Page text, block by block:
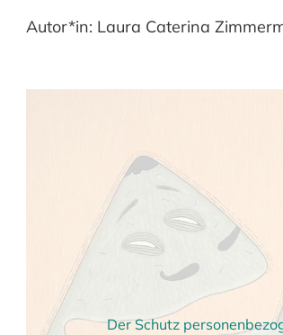
Autor*in: Laura Caterina
Der Schutz